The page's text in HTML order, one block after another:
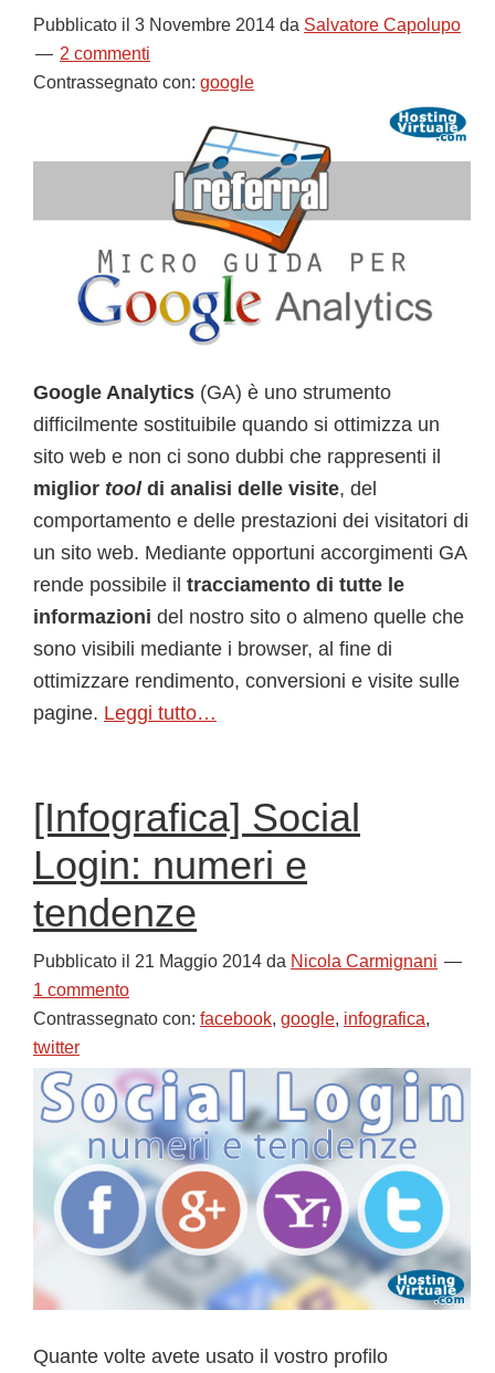
Pubblicato il 3 Novembre 2014 da Salvatore Capolupo
2 commenti
Contrassegnato con: google
Google Analytics (GA) è uno strumento
difficilmente sostituibile quando si ottimizza un
sito web e non ci sono dubbi che rappresenti il
miglior tooldi analisi delle visite, del
comportamento e delle prestazioni dei visitatori di
un sito web. Mediante opportuni accorgimenti GA
rende possibile il tracciamento di tutte le
informazioni del nostro sito o almeno quelle che
sono visibili mediante i browser, al fine di
ottimizzare rendimento, conversioni e visite sulle
pagine. Leggi tutto…
[Infografica] Social
Login: numeri e
tendenze
Pubblicato il 21 Maggio 2014 da Nicola Carmignani
1 commento
Contrassegnato con: facebook, google, infografica,
twitter
Quante volte avete usato il vostro profilo